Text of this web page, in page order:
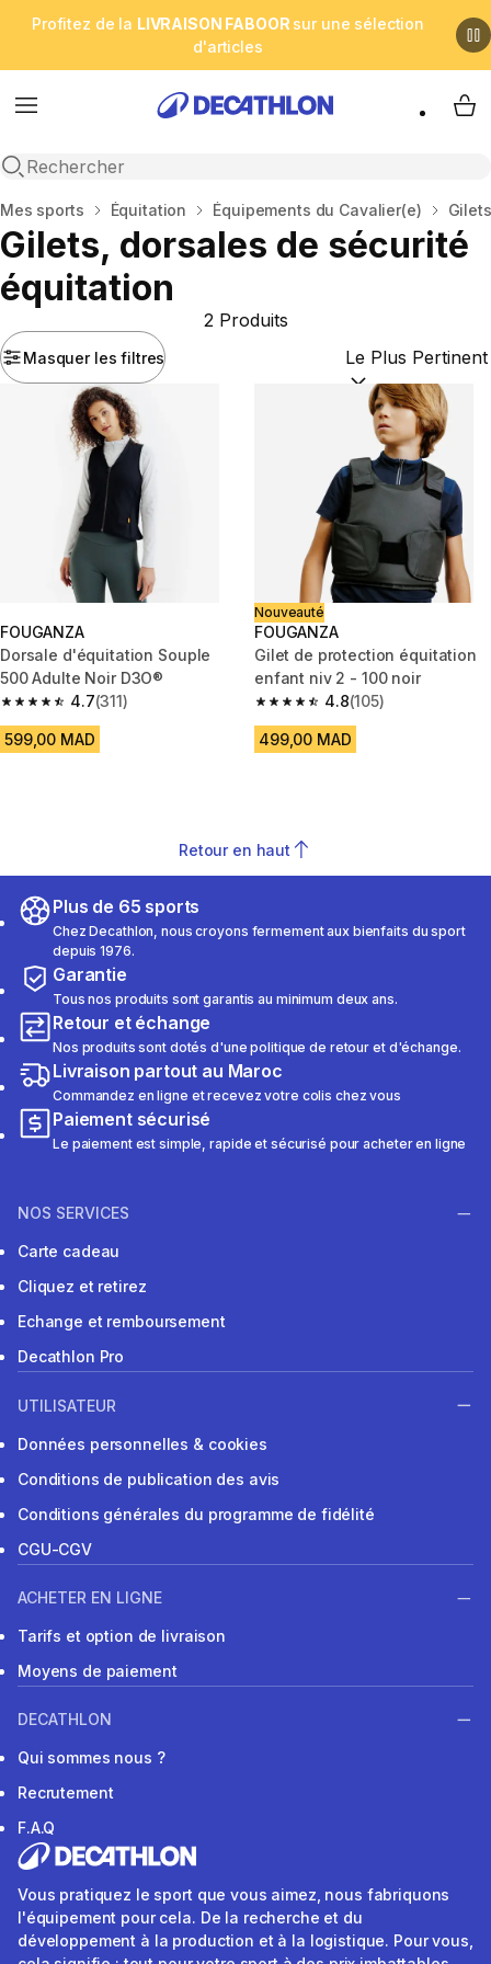
Profitez de la LIVRAISON FABOOR sur une sélection
d'articles
Menu
Open search
My
Accueil
Mes sports Équitation Équipements du Cavalier(e)
Gilets, dorsales de sécurité
équitation
Masquer les filtres
2 Produits
Trier par :
FOUGANZA
Dorsale d'équitation Souple
500 Adulte Noir D3O®
4.7
4.7 out of 5 stars from 311 reviews
(311)
599,00 MAD
Nouveauté
FOUGANZA
Gilet de protection équitation
enfant niv 2 - 100 noir
4.8
4.8 out of 5 stars from 105
(105)
499,00 MAD
Retour en haut
Plus de 65 sports
Chez Decathlon, nous croyons fermement aux bienfaits du sport
depuis 1976.
Garantie
Tous nos produits sont garantis au minimum deux ans.
Retour et échange
Nos produits sont dotés d'une politique de retour et d'échange.
Livraison partout au Maroc
Commandez en ligne et recevez votre colis chez vous
Paiement sécurisé
Le paiement est simple, rapide et sécurisé pour acheter en ligne
NOS SERVICES
Carte cadeau
Cliquez et retirez
Echange et remboursement
Decathlon Pro
UTILISATEUR
Données personnelles & cookies
Conditions de publication des avis
Conditions générales du programme de fidélité
CGU-CGV
ACHETER EN LIGNE
Tarifs et option de livraison
Moyens de paiement
DECATHLON
Qui sommes nous ?
Recrutement
F.A.Q
Vous pratiquez le sport que vous aimez, nous fabriquons
l'équipement pour cela. De la recherche et du
développement à la production et à la logistique. Pour vous,